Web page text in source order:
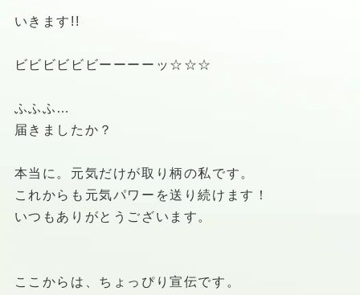
いきます!!
ビビビビビビーーーーッ☆☆☆
ふふふ…
届きましたか？
本当に。元気だけが取り柄の私です。
これからも元気パワーを送り続けます！
いつもありがとうございます。
ここからは、ちょっぴり宣伝です。